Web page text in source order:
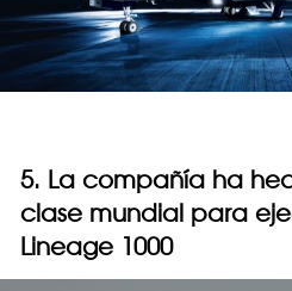
5. La compañía ha
clase mundial para
Lineage 1000